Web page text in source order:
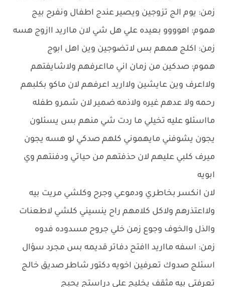
زمن: يوم الج تزوجين ويصير عندج اطفال ونفرح بيج
هموم: اهوووو بعيده علي هل شي لان مااريد اازوج هسه
زمن: اكلج همهم بس لاتضوجين وين اهل ابوج
هموم: صدكين من زمان اني مااعرفهم ولاشايفتهم
ولااعرف وين عايشين ولااريد اعرفهم لان ماكو بكلبهم
رحمه ولا عدهم غيره ولاذمه ضمير لان شمرو طفله
مااسئلو عليه تخيلي ما ردت شي منهم بس يسئلون
يجون يشوفني مايهموني كلهم صدكي لو هسه يجون
ميرف كلبي عليهم لان حذفتهم من حياتي ودفنتهم وي
ابويه
لان انكسر بخاطري ودموعي وجرح وكلشي مريت بيه
ولااعتذرهم ولاكل كلامهم راح ينسيني كلشي لاطعنات
والذل والخوف وجوع زمن خلي جروح مسدوده فدوه
زمن: اسفه مااريد اافتح دفاتر قديمه بس مجرد سؤال
اسئلج صدوك تعرفين اخويه دكتور شاطر صديق خالج
تعرفتي بيه مثقف يخليج علي دراستج يحبج